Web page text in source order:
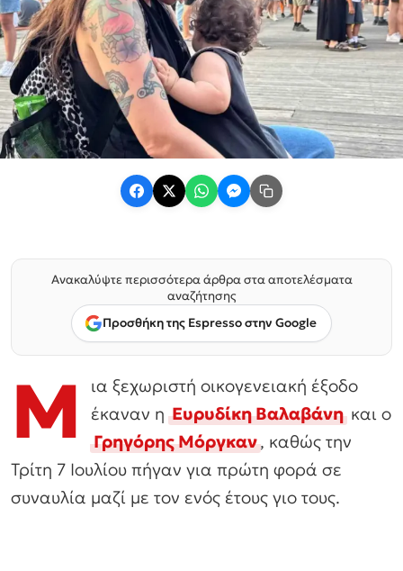
Ανακαλύψτε περισσότερα άρθρα στα αποτελέσματα
αναζήτησης
Προσθήκη της Espresso στην Google
Μ
ια ξεχωριστή οικογενειακή έξοδο
έκαναν ηΕυρυδίκη Βαλαβάνηκαι ο
Γρηγόρης Μόργκαν, καθώς την
Τρίτη 7 Ιουλίου πήγαν για πρώτη φορά σε
συναυλία μαζί με τον ενός έτους γιο τους.